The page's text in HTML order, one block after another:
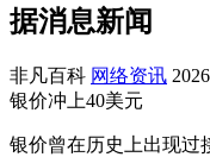
据消息新闻
非凡百科 网络资讯
银价冲上40美元
银价曾在历史上出现过